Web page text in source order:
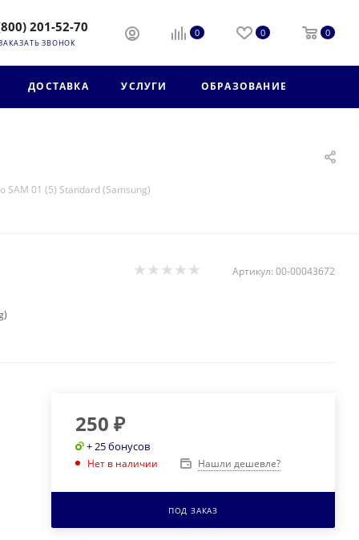
201-52-70
ЗВОНОК
0 0 0
ДОСТАВКА УСЛУГИ ОБРАЗОВАНИЕ
SAM 01 (5) Standard (Samsung)
Артикул: 00-00043672
250 ₽
+ 25 бонусов
Нет в наличии Нашли дешевле?
ПОД ЗАКАЗ